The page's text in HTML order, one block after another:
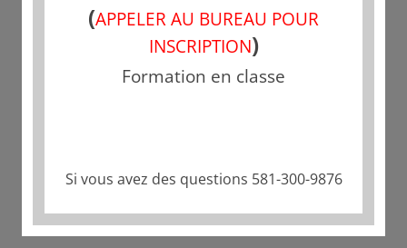
(APPELER AU BUREAU POUR
INSCRIPTION)
Formation en classe
Si vous avez des questions 581-300-9876